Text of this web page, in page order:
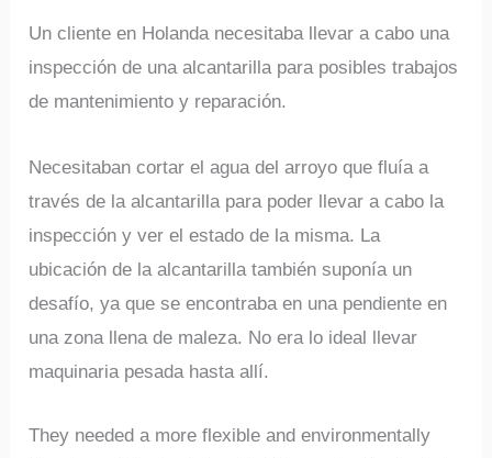
Un cliente en Holanda necesitaba llevar a cabo una
inspección de una alcantarilla para posibles trabajos
de mantenimiento y reparación.
Necesitaban cortar el agua del arroyo que fluía a
través de la alcantarilla para poder llevar a cabo la
inspección y ver el estado de la misma. La
ubicación de la alcantarilla también suponía un
desafío, ya que se encontraba en una pendiente en
una zona llena de maleza. No era lo ideal llevar
maquinaria pesada hasta allí.
They needed a more flexible and environmentally